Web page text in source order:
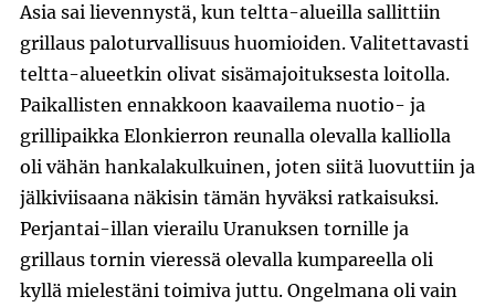
Asia sai lievennystä, kun teltta-alueilla sallittiin
grillaus paloturvallisuus huomioiden. Valitettavasti
teltta-alueetkin olivat sisämajoituksesta loitolla.
Paikallisten ennakkoon kaavailema nuotio- ja
grillipaikka Elonkierron reunalla olevalla kalliolla
oli vähän hankalakulkuinen, joten siitä luovuttiin ja
jälkiviisaana näkisin tämän hyväksi ratkaisuksi.
Perjantai-illan vierailu Uranuksen tornille ja
grillaus tornin vieressä olevalla kumpareella oli
kyllä mielestäni toimiva juttu. Ongelmana oli vain